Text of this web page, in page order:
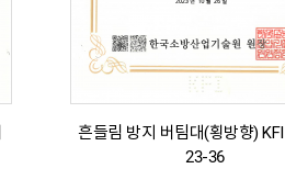
흔들림 방지 버팀대(횡방향) KFI
23-36